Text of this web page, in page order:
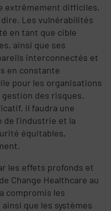
extrêmement difficiles,
dire. Les vulnérabilités
en tant que cible
ainsi que ses
interconnectés et
en constante
pour les organisations
des risques.
il faudra une
l’industrie et la
équitables,
les effets profonds et
Change Healthcare au
compromis les
que les systèmes